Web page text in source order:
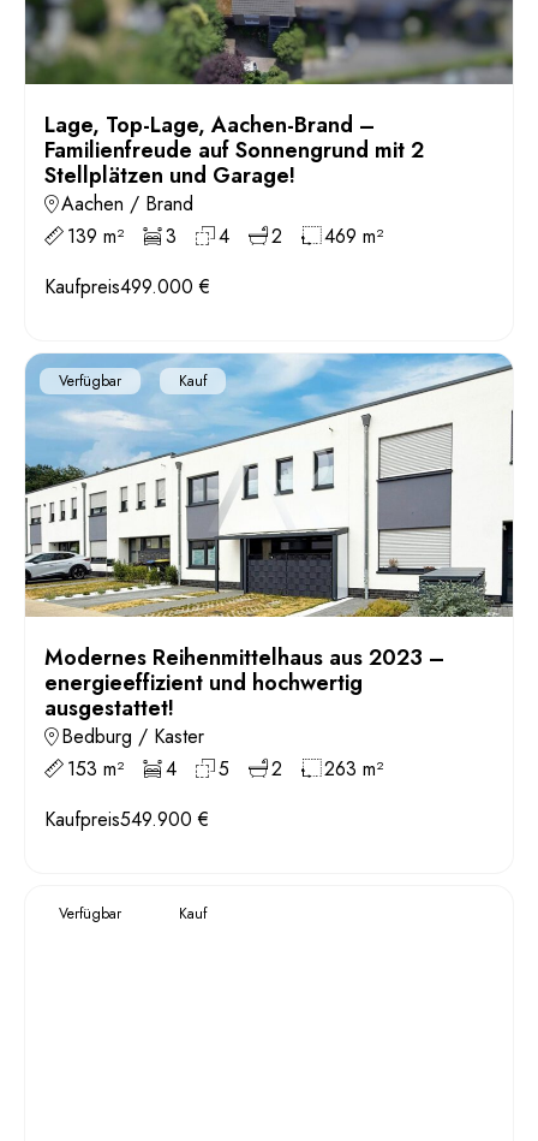
Lage, Top-Lage, Aachen-Brand –
Familienfreude auf Sonnengrund mit 2
Stellplätzen und Garage!
Aachen / Brand
139 m²
3 4 2
469 m²
Kaufpreis499.000 €
Verfügbar Kauf
Modernes Reihenmittelhaus aus 2023 –
energieeffizient und hochwertig
ausgestattet!
Bedburg / Kaster
153 m²
4 5 2
263 m²
Kaufpreis549.900 €
Verfügbar Kauf